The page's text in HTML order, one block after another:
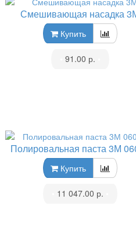
Смешивающая насадка
Купить
91.00 р.
Полировальная паста 3М
Купить
11 047.00 р.